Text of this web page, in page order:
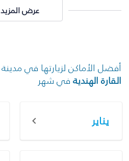
عرض المزيد
أفضل الأماكن لزيارتها في مدينة
القارة الهندية في شهر
يناير